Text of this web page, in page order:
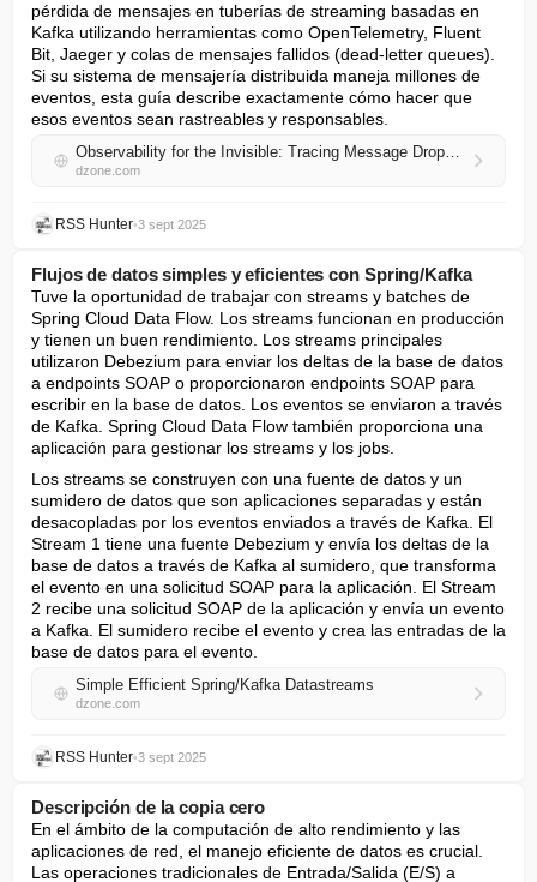
pérdida de mensajes en tuberías de streaming basadas en
Kafka utilizando herramientas como OpenTelemetry, Fluent
Bit, Jaeger y colas de mensajes fallidos (dead-letter queues).
Si su sistema de mensajería distribuida maneja millones de
eventos, esta guía describe exactamente cómo hacer que
esos eventos sean rastreables y responsables.
Observability for the Invisible: Tracing Message Drops in Kafka Pipelines
dzone.com
RSS Hunter•3 sept 2025
Flujos de datos simples y eficientes con Spring/Kafka
Tuve la oportunidad de trabajar con streams y batches de
Spring Cloud Data Flow. Los streams funcionan en producción
y tienen un buen rendimiento. Los streams principales
utilizaron Debezium para enviar los deltas de la base de datos
a endpoints SOAP o proporcionaron endpoints SOAP para
escribir en la base de datos. Los eventos se enviaron a través
de Kafka. Spring Cloud Data Flow también proporciona una
aplicación para gestionar los streams y los jobs.
Los streams se construyen con una fuente de datos y un
sumidero de datos que son aplicaciones separadas y están
desacopladas por los eventos enviados a través de Kafka. El
Stream 1 tiene una fuente Debezium y envía los deltas de la
base de datos a través de Kafka al sumidero, que transforma
el evento en una solicitud SOAP para la aplicación. El Stream
2 recibe una solicitud SOAP de la aplicación y envía un evento
a Kafka. El sumidero recibe el evento y crea las entradas de la
base de datos para el evento.
Simple Efficient Spring/Kafka Datastreams
dzone.com
RSS Hunter•3 sept 2025
Descripción de la copia cero
En el ámbito de la computación de alto rendimiento y las
aplicaciones de red, el manejo eficiente de datos es crucial.
Las operaciones tradicionales de Entrada/Salida (E/S) a